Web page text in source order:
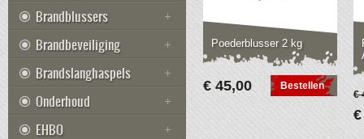
Poederblusser 2 kg
€ 45,00 Bestellen
€
Brandblussers
Brandbeveiliging
Brandslanghaspels
Onderhoud
EHBO